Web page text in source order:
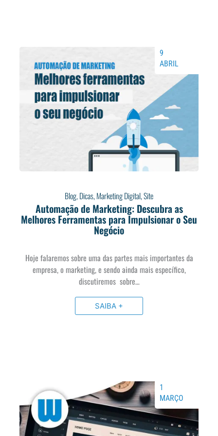
Blog,Dicas,Marketing Digital,Site
Automação de Marketing: Descubra as
Melhores Ferramentas para Impulsionar o Seu
Negócio
9
ABRIL
Hoje falaremos sobre uma das partes mais importantes da
empresa, o marketing, e sendo ainda mais específico,
discutiremos sobre…
SAIBA +
1
MARÇO